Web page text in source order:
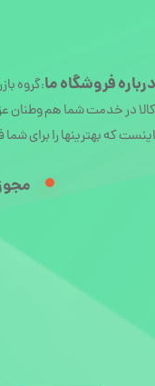
دربارهفروشگاه ما:گروه
کالا در خدمت شما هم وطنان
اینست که بهترینها را برای